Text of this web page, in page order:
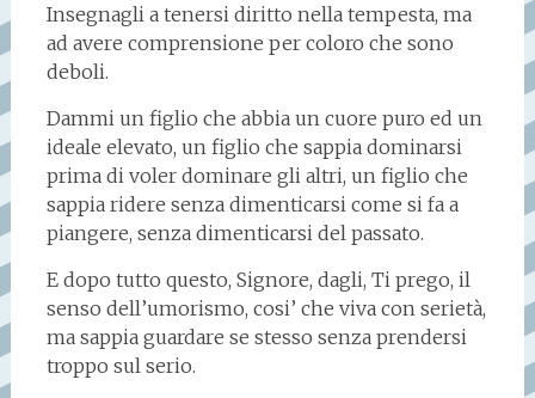
Insegnagli a tenersi diritto nella tempesta, ma
ad avere comprensione per coloro che sono
deboli.
Dammi un figlio che abbia un cuore puro ed un
ideale elevato, un figlio che sappia dominarsi
prima di voler dominare gli altri, un figlio che
sappia ridere senza dimenticarsi come si fa a
piangere, senza dimenticarsi del passato.
E dopo tutto questo, Signore, dagli, Ti prego, il
senso dell’umorismo, cosi’ che viva con serietà,
ma sappia guardare se stesso senza prendersi
troppo sul serio.